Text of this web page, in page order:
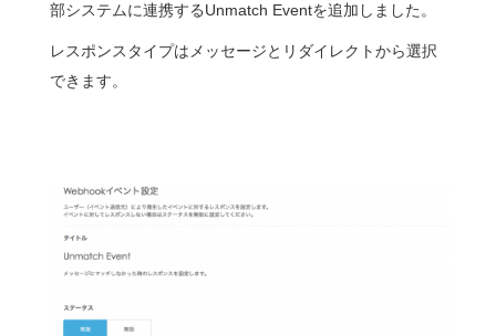
部システムに連携するUnmatch Eventを追加しました。
レスポンスタイプはメッセージとリダイレクトから選択
できます。